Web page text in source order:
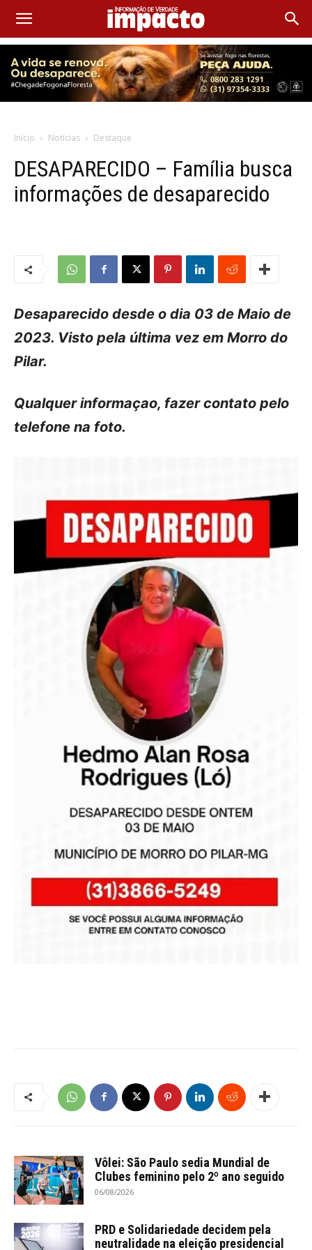
Início Notícias Destaque
DESAPARECIDO – Família busca
informações de desaparecido
Desaparecido desde o dia 03 de Maio de
2023. Visto pela última vez em Morro do
Pilar.
Qualquer informaçao, fazer contato pelo
telefone na foto.
Vôlei: São Paulo sedia Mundial de
Clubes feminino pelo 2º ano seguido
06/08/2026
PRD e Solidariedade decidem pela
neutralidade na eleição presidencial